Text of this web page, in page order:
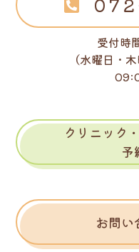
受付時
（水曜日・
クリニック
予
お問い